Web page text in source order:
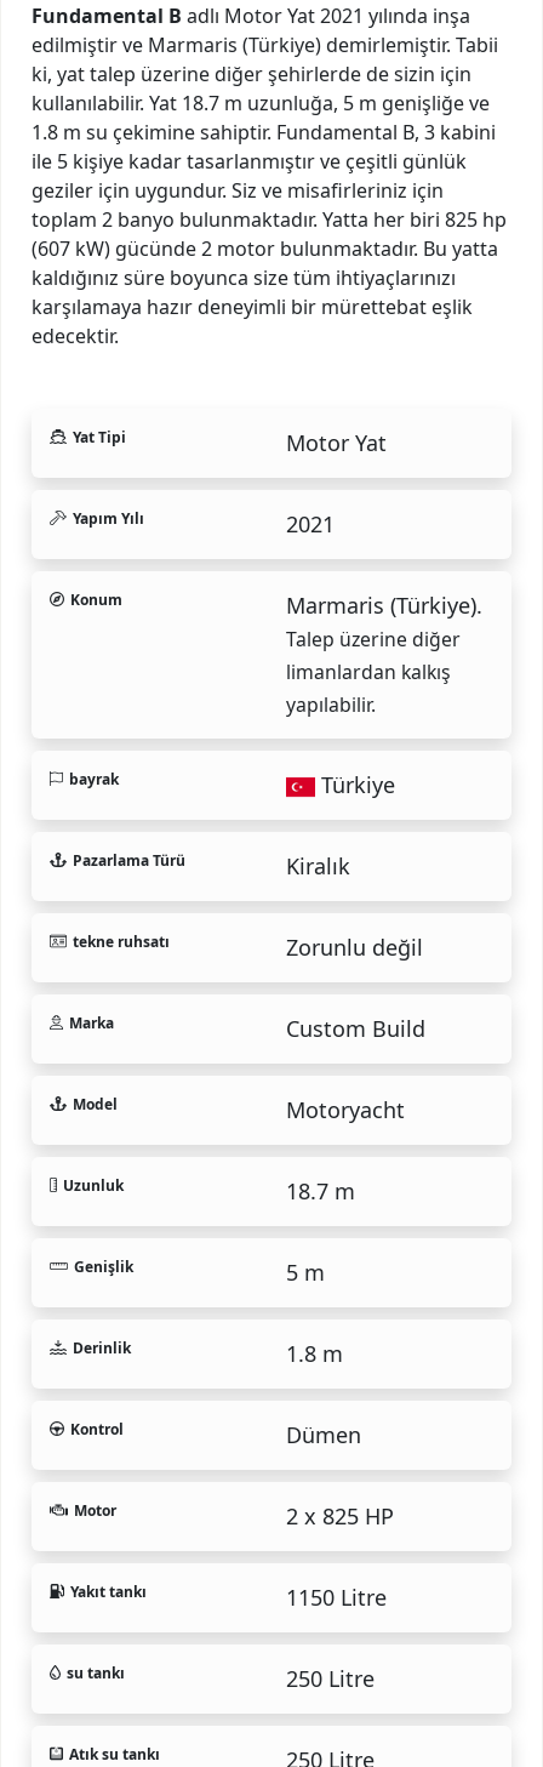
Fundamental B adlı Motor Yat 2021 yılında inşa
edilmiştir ve Marmaris (Türkiye) demirlemiştir. Tabii
ki, yat talep üzerine diğer şehirlerde de sizin için
kullanılabilir. Yat 18.7 m uzunluğa, 5 m genişliğe ve
1.8 m su çekimine sahiptir. Fundamental B, 3 kabini
ile 5 kişiye kadar tasarlanmıştır ve çeşitli günlük
geziler için uygundur. Siz ve misafirleriniz için
toplam 2 banyo bulunmaktadır. Yatta her biri 825 hp
(607 kW) gücünde 2 motor bulunmaktadır. Bu yatta
kaldığınız süre boyunca size tüm ihtiyaçlarınızı
karşılamaya hazır deneyimli bir mürettebat eşlik
edecektir.
Yat Tipi Motor Yat
Yapım Yılı 2021
Konum Marmaris (Türkiye).
Talep üzerine diğer
limanlardan kalkış
yapılabilir.
bayrak Türkiye
Pazarlama Türü Kiralık
tekne ruhsatı Zorunlu değil
Marka Custom Build
Model Motoryacht
Uzunluk 18.7 m
Genişlik 5 m
Derinlik 1.8 m
Kontrol Dümen
Motor 2 x 825 HP
Yakıt tankı 1150 Litre
su tankı 250 Litre
Atık su tankı 250 Litre